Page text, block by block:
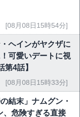
[08月08日15時54分]
ヘインがヤクザに
可愛いデートに視
4話】
[08月08日15時33分]
結末」ナムグン・
、危険すぎる直接